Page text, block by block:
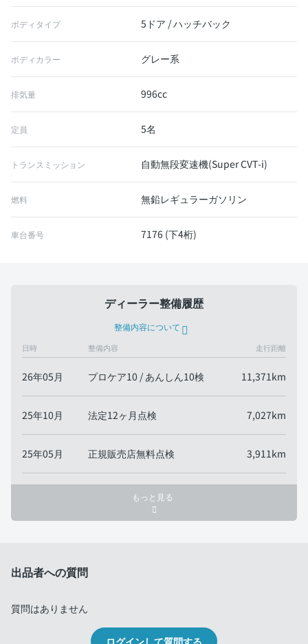
ボディタイプ 5ドア / ハッチバック
ボディカラー グレー系
排気量 996cc
定員 5名
トランスミッション 自動無段変速機(Super CVT-i)
燃料 無鉛レギュラーガソリン
車台番号 7176 (下4桁)
ディーラー整備履歴
整備内容について
日時 整備内容 走行距離
26年05月 プロケア10 / あんしん10検 11,371km
25年10月 法定12ヶ月点検 7,027km
25年05月 正規販売店無料点検 3,911km
もっと見る
出品者への質問
質問はありません
ログインして質問する